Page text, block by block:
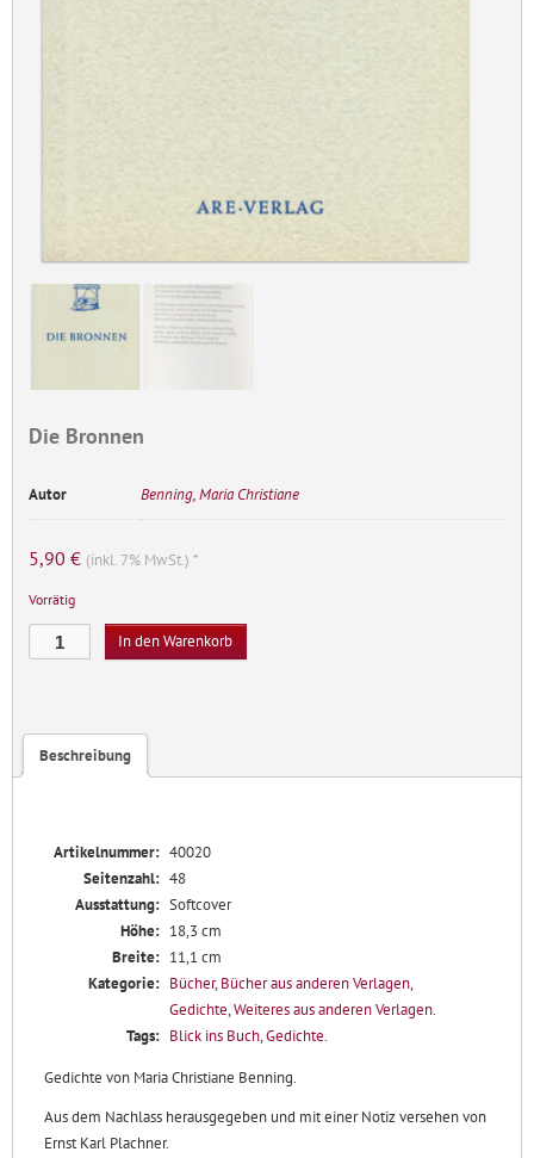
Die Bronnen
Autor Benning, Maria Christiane
5,90 € (inkl. 7% MwSt.) *
Vorrätig
Bronnen
In den Warenkorb
Beschreibung
Artikelnummer: 40020
Seitenzahl: 48
Ausstattung: Softcover
Höhe: 18,3 cm
Breite: 11,1 cm
Kategorie: Bücher, Bücher aus anderen Verlagen,
Gedichte,Weiteres aus anderen Verlagen.
Tags: Blick ins Buch,Gedichte.
Gedichte von Maria Christiane Benning.
Aus dem Nachlass herausgegeben und mit einer Notiz versehen von
Ernst Karl Plachner.